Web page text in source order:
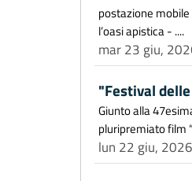
postazione
l’oasi apistica - ....
mar 23 giu,
"Festival
Giunto alla
pluripremiato film
lun 22 giu, 2026